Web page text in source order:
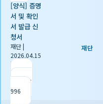
[양식] 증명
서 및 확인
서 발급 신
청서
재단|
2026.04.15
|
조회
996
재단